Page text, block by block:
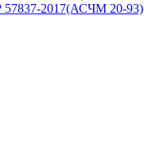
2017(АСЧМ 20-93)